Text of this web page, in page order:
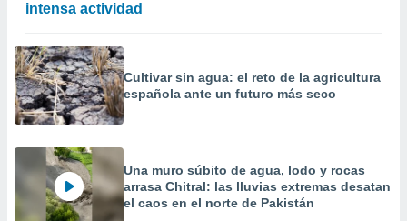
intensa actividad
Cultivar sin agua: el reto de la agricultura
española ante un futuro más seco
Una muro súbito de agua, lodo y rocas
arrasa Chitral: las lluvias extremas desatan
el caos en el norte de Pakistán